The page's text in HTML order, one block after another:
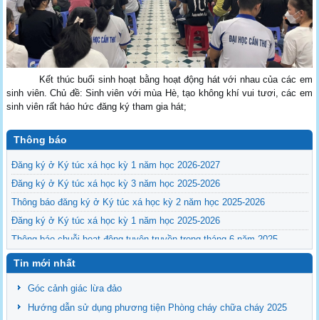
Kết thúc buổi sinh hoạt bằng hoạt động hát với nhau của các em
sinh viên. Chủ đề: Sinh viên với mùa Hè, tạo không khí vui tươi, các em
sinh viên rất háo hức đăng ký tham gia hát;
Thông báo
Đăng ký ở Ký túc xá học kỳ 1 năm học 2026-2027
Đăng ký ở Ký túc xá học kỳ 3 năm học 2025-2026
Thông báo đăng ký ở Ký túc xá học kỳ 2 năm học 2025-2026
Đăng ký ở Ký túc xá học kỳ 1 năm học 2025-2026
Thông báo chuỗi hoạt động tuyên truyền trong tháng 6 năm 2025
Tin mới nhất
Góc cảnh giác lừa đảo
Hướng dẫn sử dụng phương tiện Phòng cháy chữa cháy 2025